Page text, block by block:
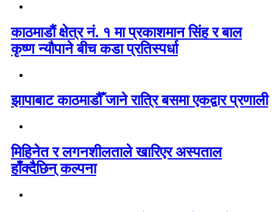
काठमाडौं क्षेत्र नं. १ मा प्रकाशमान सिंह र बाल
कृष्ण न्यौपाने बीच कडा प्रतिस्पर्धा
झापाबाट काठमाडौँ जाने रात्रि बसमा एकद्वार प्रणाली
मिहिनेत र लगनशीलताले खारिएर अस्पताल
हाँक्दैछिन् कल्पना